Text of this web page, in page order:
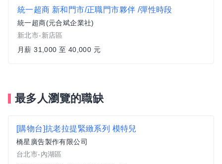
統一超商 新和門市/正職門市夥伴 /彈性時段
統一超商(元合斌企業社)
新北市-新店區
月薪 31,000 至 40,000 元
最多人瀏覽的職缺
[購物台]抗老拉提緊緻系列 模特兒
橋星廣告製作有限公司
台北市-內湖區